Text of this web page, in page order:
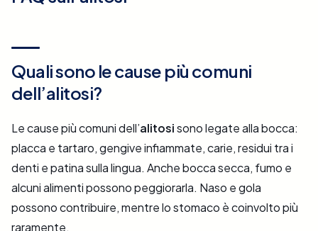
Quali sono le cause più comuni
dell’alitosi?
Le cause più comuni dell’alitosisono legate alla bocca:
placca e tartaro, gengive infiammate, carie, residui tra i
denti e patina sulla lingua. Anche bocca secca, fumo e
alcuni alimenti possono peggiorarla. Naso e gola
possono contribuire, mentre lo stomaco è coinvolto più
raramente.